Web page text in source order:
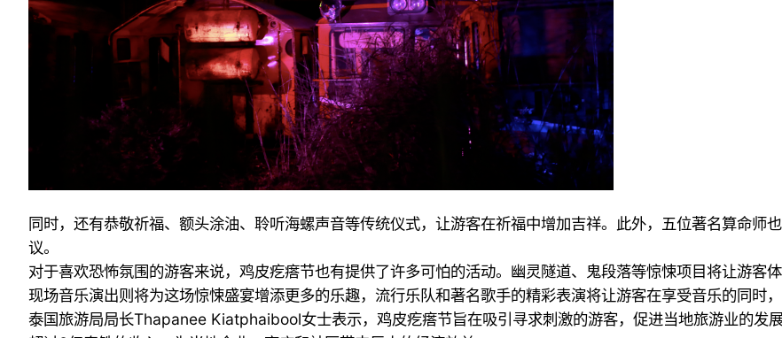
同时，还有恭敬祈福、额头涂油、聆听海螺声音等传统仪式，让游客在祈福中增加吉祥。此外，五位著名算命师
议。
对于喜欢恐怖氛围的游客来说，鸡皮疙瘩节也有提供了许多可怕的活动。幽灵隧道、鬼段落等惊悚项目将让游客体
现场音乐演出则将为这场惊悚盛宴增添更多的乐趣，流行乐队和著名歌手的精彩表演将让游客在享受音乐的同时，
泰国旅游局局长Thapanee Kiatphaibool女士表示，鸡皮疙瘩节旨在吸引寻求刺激的游客，促进当地旅游业的发